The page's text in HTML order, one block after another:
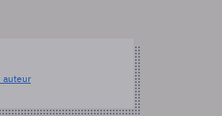
auteur